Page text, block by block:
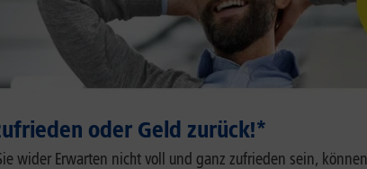
oder Geld zurück!*
wider Erwarten nicht voll und ganz zufrieden sein,